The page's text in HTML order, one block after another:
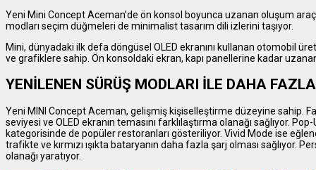
Yeni Mini Concept Aceman’de ön konsol boyunca uzanan oluşum
modları seçim düğmeleri de minimalist tasarım dili izlerini taşıyor.
Mini, dünyadaki ilk defa döngüsel OLED ekranını kullanan otomobil
ve grafiklere sahip. Ön konsoldaki ekran, kapı panellerine kadar
YENİLENEN SÜRÜŞ MODLARI İLE DAHA
Yeni MINI Concept Aceman, gelişmiş kişiselleştirme düzeyine sahip.
seviyesi ve OLED ekranın temasını farklılaştırma olanağı sağlıyor.
kategorisinde de popüler restoranları gösteriliyor. Vivid Mode ise
trafikte ve kırmızı ışıkta bataryanın daha fazla şarj olması sağlıyor.
olanağı yaratıyor.